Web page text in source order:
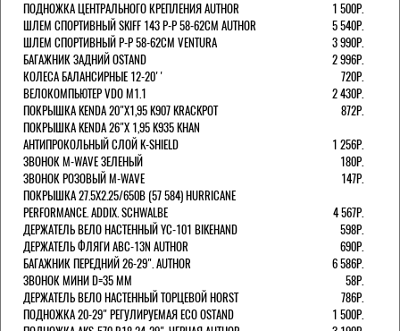
ПОДНОЖКА ЦЕНТРАЛЬНОГО КРЕПЛЕНИЯ AUTHOR
1 500Р.
ШЛЕМ СПОРТИВНЫЙ SKIFF 143 Р-Р 58-62СМ AUTHOR
5 540Р.
ШЛЕМ СПОРТИВНЫЙ Р-Р 58-62СМ VENTURA
3 990Р.
БАГАЖНИК ЗАДНИЙ OSTAND
2 996Р.
КОЛЕСА БАЛАНСИРНЫЕ 12-20''
720Р.
ВЕЛОКОМПЬЮТЕР VDO M1.1
2 430Р.
ПОКРЫШКА KENDA 20"Х1,95 K907 KRACKPOT
872Р.
ПОКРЫШКА KENDA 26"Х 1,95 K935 KHAN
АНТИПРОКОЛЬНЫЙ СЛОЙ K-SHIELD
1 256Р.
ЗВОНОК M-WAVE ЗЕЛЕНЫЙ
180Р.
ЗВОНОК РОЗОВЫЙ M-WAVE
147Р.
ПОКРЫШКА 27.5X2.25/650B (57 584) HURRICANE
PERFORMANCE. ADDIX. SCHWALBE
4 567Р.
ДЕРЖАТЕЛЬ ВЕЛО НАСТЕННЫЙ YC-101 BIKEHAND
598Р.
ДЕРЖАТЕЛЬ ФЛЯГИ ABC-13N AUTHOR
690Р.
БАГАЖНИК ПЕРЕДНИЙ 26-29". AUTHOR
6 586Р.
ЗВОНОК МИНИ D=35 ММ
58Р.
ДЕРЖАТЕЛЬ ВЕЛО НАСТЕННЫЙ ТОРЦЕВОЙ HORST
786Р.
ПОДНОЖКА 20-29" РЕГУЛИРУЕМАЯ ECO OSTAND
1 500Р.